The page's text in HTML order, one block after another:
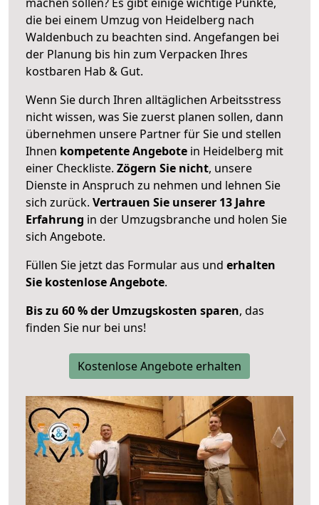
die bei einem Umzug von Heidelberg nach
Waldenbuch zu beachten sind. Angefangen bei
der Planung bis hin zum Verpacken Ihres
kostbaren Hab & Gut.
Wenn Sie durch Ihren alltäglichen Arbeitsstress
nicht wissen, was Sie zuerst planen sollen, dann
übernehmen unsere Partner für Sie und stellen
Ihnen kompetente Angebote in Heidelberg mit
einer Checkliste. Zögern Sie nicht, unsere
Dienste in Anspruch zu nehmen und lehnen Sie
sich zurück. Vertrauen Sie unserer 13 Jahre
Erfahrung in der Umzugsbranche und holen Sie
sich Angebote.
Füllen Sie jetzt das Formular aus und erhalten
Sie kostenlose Angebote.
Bis zu 60 % der Umzugskosten sparen, das
finden Sie nur bei uns!
Kostenlose Angebote erhalten